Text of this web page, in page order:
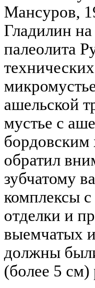
Мансуров,
Гладилин
палеолита
ашельской
мустье с
бордовским
обратил
зубчатому
комплексы
отделки и
выемчатых
должны
(более 5 см)